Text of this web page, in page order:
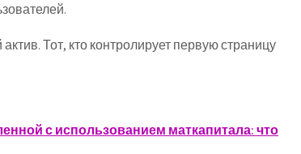
Тот, кто контролирует первую страницу
с использованием маткапитала: что